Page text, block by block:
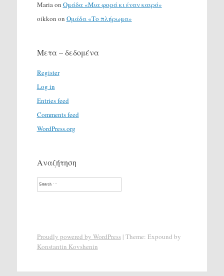
Mariaon Ομάδα «Μια φορά κι έναν καιρό»
oikkon on Ομάδα «Το πλήρωμα»
Μετα – δεδομένα
Register
Log in
Entries feed
Comments feed
WordPress.org
Αναζήτηση
Search
Proudly powered by WordPress| Theme: Expound by
Konstantin Kovshenin